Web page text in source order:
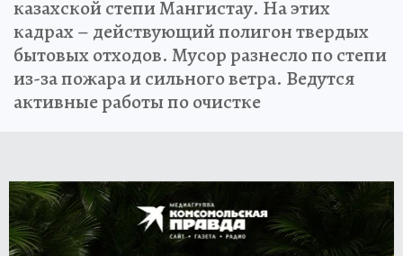
казахской степи Мангистау. На этих
кадрах – действующий полигон твердых
бытовых отходов. Мусор разнесло по степи
из-за пожара и сильного ветра. Ведутся
активные работы по очистке